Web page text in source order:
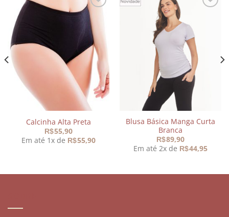
Adicionar
aos
meus
desejos
Calcinha Alta Preta
R$55,90
Em até 1x de R$55,90
Adicionar
meus
desejos
Blusa Básica Manga Curta
Branca
R$89,90
Em até 2x de R$44,95